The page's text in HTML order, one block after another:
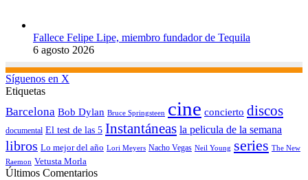
Fallece Felipe Lipe, miembro fundador de Tequila
6 agosto 2026
Síguenos en X
Etiquetas
Barcelona Bob Dylan Bruce Springsteen cine concierto discos
documental El test de las 5 Instantáneas la pelicula de la semana
libros Lo mejor del año Lori Meyers Nacho Vegas Neil Young series The New
Raemon Vetusta Morla
Últimos Comentarios